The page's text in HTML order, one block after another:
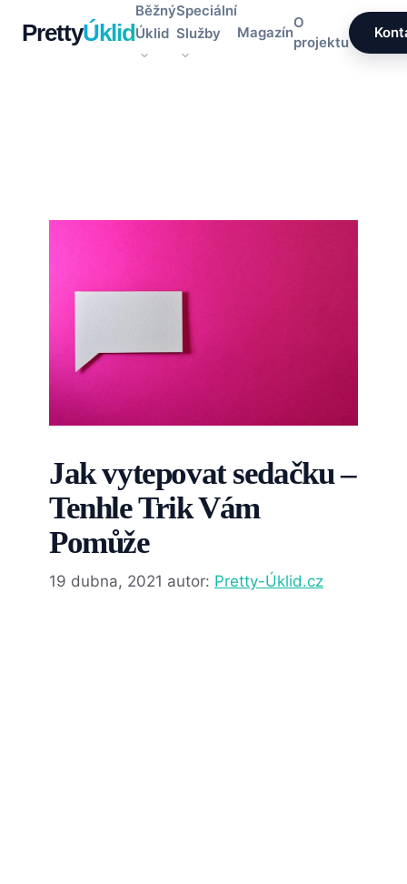
PrettyÚklid
Běžný
Úklid
Speciální
Služby
Magazín
O
projektu
Jak vytepovat sedačku –
Tenhle Trik Vám
Pomůže
19 dubna, 2021 autor: Pretty-Úklid.cz